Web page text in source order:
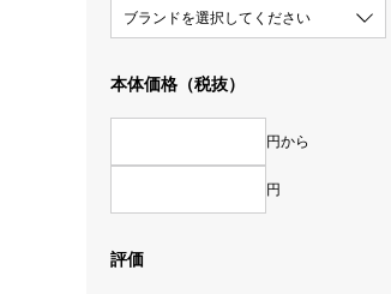
ブランドを選択してください
本体価格（税抜）
円から
円
評価